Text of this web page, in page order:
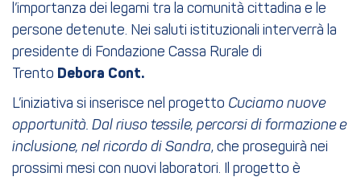
l’importanza dei legami tra la comunità cittadina e le
persone detenute. Nei saluti istituzionali interverrà la
presidente di Fondazione Cassa Rurale di
Trento Debora Cont.
L’iniziativa si inserisce nel progetto Cuciamo nuove
opportunità. Dal riuso tessile, percorsi di formazione e
inclusione, nel ricordo di Sandra, che proseguirà nei
prossimi mesi con nuovi laboratori. Il progetto è